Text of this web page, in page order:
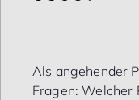
Als angehender
Fragen: Welcher